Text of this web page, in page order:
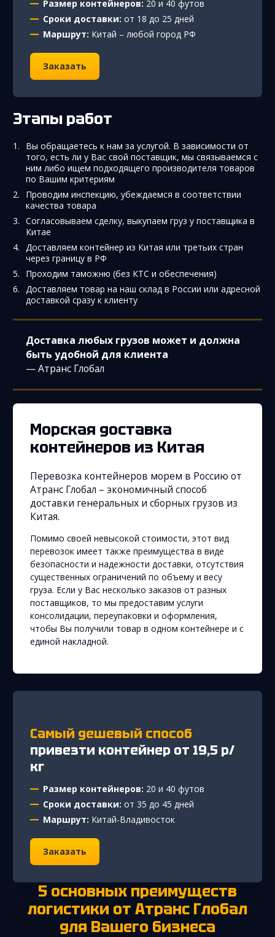
Размер контейнеров: 20 и 40 футов
Сроки доставки: от 18 до 25 дней
Маршрут: Китай – любой город РФ
Заказать
Этапы работ
Вы обращаетесь к нам за услугой. В зависимости от
того, есть ли у Вас свой поставщик, мы связываемся с
ним либо ищем подходящего производителя товаров
по Вашим критериям
Проводим инспекцию, убеждаемся в соответствии
качества товара
Согласовываем сделку, выкупаем груз у поставщика в
Китае
Доставляем контейнер из Китая или третьих стран
через границу в РФ
Проходим таможню (без КТС и обеспечения)
Доставляем товар на наш склад в России или адресной
доставкой сразу к клиенту
Доставка любых грузов может и должна
быть удобной для клиента
— Атранс Глобал
Морская доставка
контейнеров из Китая
Перевозка контейнеров морем в Россию от
Атранс Глобал – экономичный способ
доставки генеральных и сборных грузов из
Китая.
Помимо своей невысокой стоимости, этот вид
перевозок имеет также преимущества в виде
безопасности и надежности доставки, отсутствия
существенных ограничений по объему и весу
груза. Если у Вас несколько заказов от разных
поставщиков, то мы предоставим услуги
консолидации, переупаковки и оформления,
чтобы Вы получили товар в одном контейнере и с
единой накладной.
Самый дешевый способ
привезти контейнер от 19,5 р/
кг
Размер контейнеров: 20 и 40 футов
Сроки доставки: от 35 до 45 дней
Маршрут: Китай-Владивосток
Заказать
5 основных преимуществ
логистики от Атранс Глобал
для Вашего бизнеса